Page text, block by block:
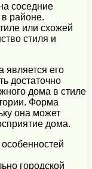
соседние
районе.
или схожей
стиля и
его
достаточно
дома в стиле
Форма
она может
дома.
городской